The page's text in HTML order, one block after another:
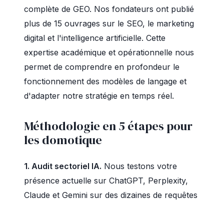
complète de GEO. Nos fondateurs ont publié
plus de 15 ouvrages sur le SEO, le marketing
digital et l'intelligence artificielle. Cette
expertise académique et opérationnelle nous
permet de comprendre en profondeur le
fonctionnement des modèles de langage et
d'adapter notre stratégie en temps réel.
Méthodologie en 5 étapes pour
les domotique
1. Audit sectoriel IA. Nous testons votre
présence actuelle sur ChatGPT, Perplexity,
Claude et Gemini sur des dizaines de requêtes